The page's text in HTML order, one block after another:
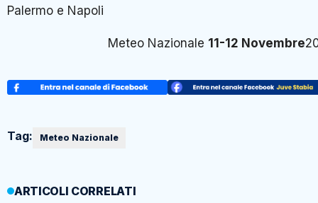
Palermo e Napoli
Meteo Nazionale 11-12 Novembre
Tag: Meteo Nazionale
ARTICOLI CORRELATI